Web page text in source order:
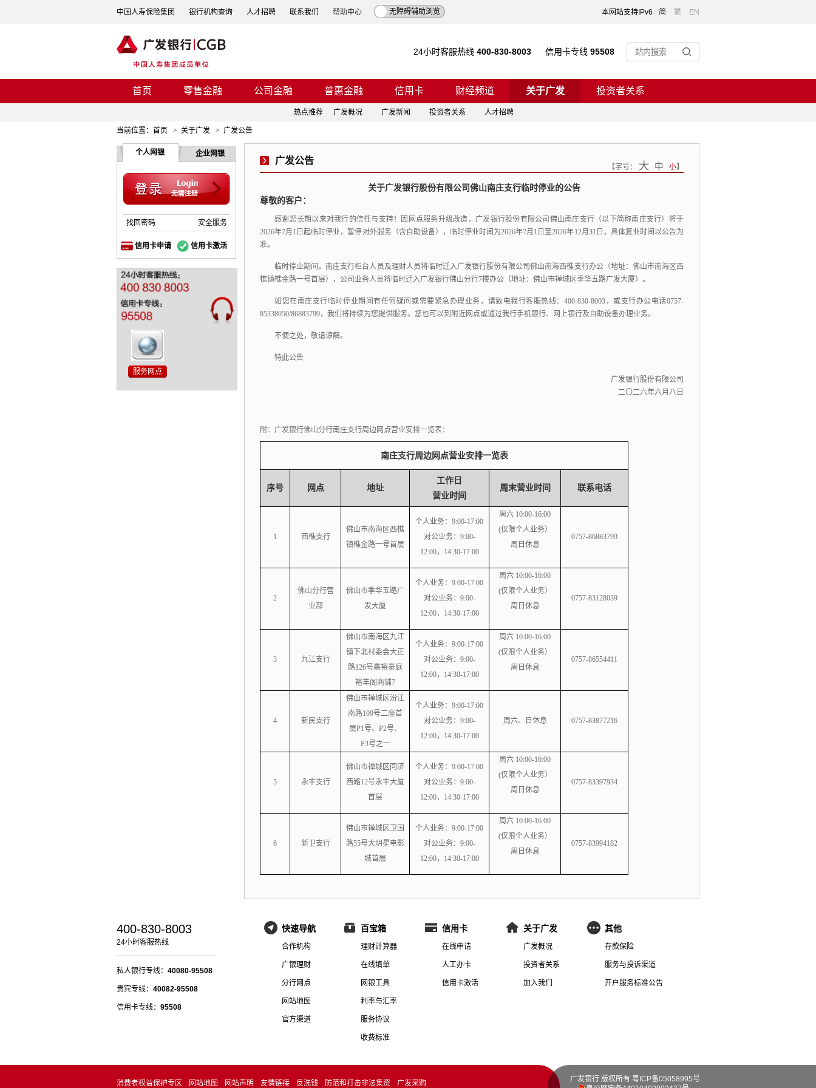
中国人寿保险集团 银行机构查询 人才招聘 联系我们 帮助中心 无障碍辅助浏览 本网站支持IPv6 简 繁 EN
24小时客服热线 400-830-8003 信用卡专线 95508
首页 零售金融 公司金融 普惠金融 信用卡 财经频道 关于广发 投资者关系
热点推荐 广发概况 广发新闻 投资者关系 人才招聘
当前位置： 首页 > 关于广发 > 广发公告
个人网银 企业网银
找回密码 安全服务
信用卡申请 信用卡激活
广发公告
【字号： 大 中 小】
关于广发银行股份有限公司佛山南庄支行临时停业的公告
尊敬的客户：
感谢您长期以来对我行的信任与支持！ 因网点服务升级改造， 广发银行股份有限公司佛山南庄支行（以下简称南庄支行）将于
2026年7月1日起临时停业，暂停对外服务（含自助设备）， 临时停业时间为2026年7月1日至2026年12月31日， 具体复业时间以公告为
准。
临时停业期间， 南庄支行柜台人员及理财人员将临时迁入广发银行股份有限公司佛山南海西樵支行办公（地址：佛山市南海区西
樵镇樵金路一号首层）， 公司业务人员将临时迁入广发银行佛山分行7楼办公（地址：佛山市禅城区季华五路广发大厦）。
如您在南庄支行临时停业期间有任何疑问或需要紧急办理业务， 请致电我行客服热线：400-830-8003，或支行办公电话0757-
85338050/86883799， 我们将持续为您提供服务。 您也可以到附近网点或通过我行手机银行、 网上银行及自助设备办理业务。
不便之处，敬请谅解。
特此公告
广发银行股份有限公司
二〇二六年六月八日
附： 广发银行佛山分行南庄支行周边网点营业安排一览表：
南庄支行周边网点营业安排一览表
序号 网点 地址
工作日
营业时间
周末营业时间 联系电话
1 西樵支行
佛山市南海区西樵
镇樵金路一号首层
个人业务： 9:00-17:00
对公业务： 9:00-
12:00，14:30-17:00
周六 10:00-16:00
(仅限个人业务）
周日休息
0757-86883799
2
佛山分行营
业部
佛山市季华五路广
发大厦
个人业务： 9:00-17:00
对公业务： 9:00-
12:00，14:30-17:00
周六 10:00-16:00
(仅限个人业务）
周日休息
0757-83128039
3 九江支行
佛山市南海区九江
镇下北村委会大正
路126号嘉裕豪庭
裕丰阁商铺7
个人业务： 9:00-17:00
对公业务： 9:00-
12:00，14:30-17:00
周六 10:00-16:00
(仅限个人业务）
周日休息
0757-86554411
4 新民支行
佛山市禅城区汾江
南路109号二座首
层P1号、P2号、
P3号之一
个人业务： 9:00-17:00
对公业务： 9:00-
12:00，14:30-17:00
周六、日休息 0757-83877216
5 永丰支行
佛山市禅城区同济
西路12号永丰大厦
首层
个人业务： 9:00-17:00
对公业务： 9:00-
12:00，14:30-17:00
周六 10:00-16:00
(仅限个人业务）
周日休息
0757-83397934
6 新卫支行
佛山市禅城区卫国
路55号大明星电影
城首层
个人业务： 9:00-17:00
对公业务： 9:00-
12:00，14:30-17:00
周六 10:00-16:00
(仅限个人业务）
周日休息
0757-83994182
400-830-8003
24小时客服热线
私人银行专线： 40080-95508
贵宾专线： 40082-95508
信用卡专线： 95508
快速导航
合作机构
广银理财
分行网点
网站地图
官方渠道
百宝箱
理财计算器
在线填单
网银工具
利率与汇率
服务协议
收费标准
信用卡
在线申请
人工办卡
信用卡激活
关于广发
广发概况
投资者关系
加入我们
其他
存款保险
服务与投诉渠道
开户服务标准公告
消费者权益保护专区 网站地图 网站声明 友情链接 反洗钱 防范和打击非法集资 广发采购 广发银行 版权所有 粤ICP备05058995号